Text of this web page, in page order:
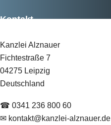
Kontakt
Kanzlei Alznauer
Fichtestraße 7
04275 Leipzig
Deutschland
☎ 0341 236 800 60
✉ kontakt@kanzlei-alznauer.de